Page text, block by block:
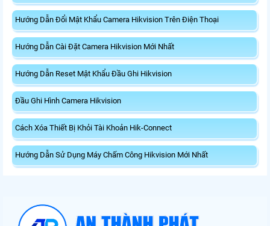
Hướng Dẫn Đổi Mật Khẩu Camera Hikvision Trên Điện Thoại
Hướng Dẫn Cài Đặt Camera Hikvision Mới Nhất
Hướng Dẫn Reset Mật Khẩu Đầu Ghi Hikvision
Đầu Ghi Hình Camera Hikvision
Cách Xóa Thiết Bị Khỏi Tài Khoản Hik-Connect
Hướng Dẫn Sử Dụng Máy Chấm Công Hikvision Mới Nhất